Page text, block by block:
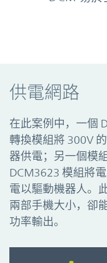
供電網路
在此案例中，一個
轉換模組將 300V
器供電；另一個模
DCM3623 模組將
電以驅動機器人。
兩部手機大小，卻
功率輸出。